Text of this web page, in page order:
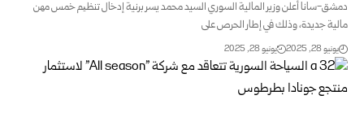
سانا أعلن وزير المالية السوري السيد محمد يسر برنية إدخال تنظیم خمس مهن
جديدة، وذلك في إطار الحرص على
يونيو 28, 2025